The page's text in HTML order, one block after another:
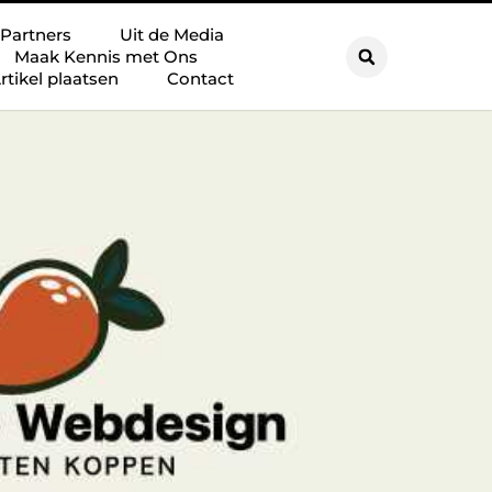
Partners
Uit de Media
Maak Kennis met Ons
plaatsen
Contact